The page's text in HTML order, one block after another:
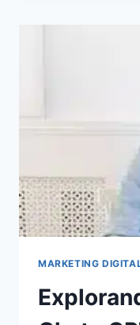
RECEITA
MARKETING